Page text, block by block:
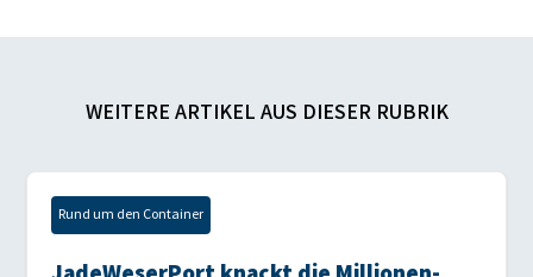
WEITERE ARTIKEL AUS DIESER RUBRIK
Rund um den Container